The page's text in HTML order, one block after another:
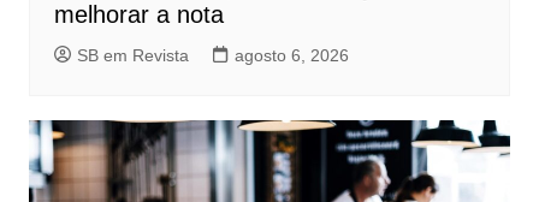
melhorar a nota
SB em Revista agosto 6, 2026